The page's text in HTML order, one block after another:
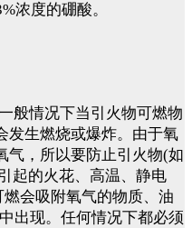
浓度的硼酸。
般情况下当引火物可燃物
发生燃烧或爆炸。由于氧
气，所以要防止引火物(如
起的火花、高温、静电
会吸附氧气的物质、油
出现。任何情况下都必须